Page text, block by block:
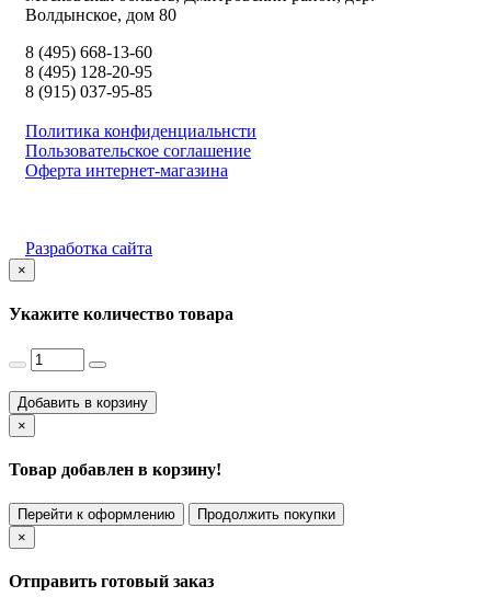
Волдынское, дом 80
8 (495) 668-13-60
8 (495) 128-20-95
8 (915) 037-95-85
Политика конфиденциальнсти
Пользовательское соглашение
Оферта интернет-магазина
Разработка сайта
×
Укажите количество товара
Добавить в корзину
×
Товар добавлен в корзину!
Перейти к оформлению
Продолжить покупки
×
Отправить готовый заказ